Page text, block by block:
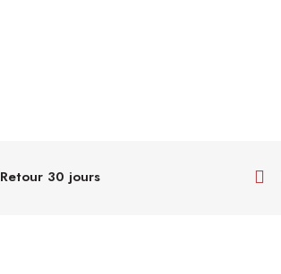
Retour 30 jours